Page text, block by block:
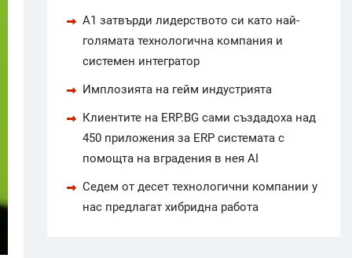
А1 затвърди лидерството си като най-
голямата технологична компания и
системен интегратор
Имплозията на гейм индустрията
Клиентите на ERP.BG сами създадоха над
450 приложения за ERP системата с
помощта на вградения в нея AI
Седем от десет технологични компании у
нас предлагат хибридна работа